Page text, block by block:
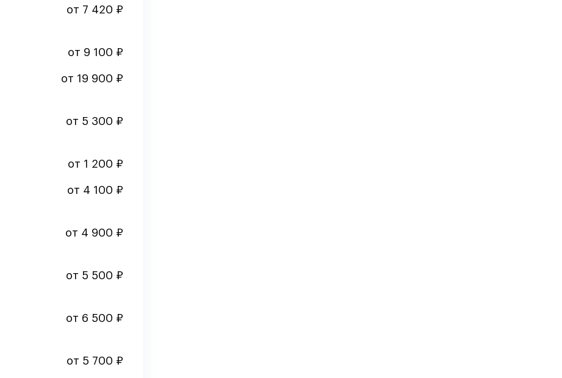
от 7 420 ₽
от 9 100 ₽
от 19 900 ₽
от 5 300 ₽
от 1 200 ₽
от 4 100 ₽
от 4 900 ₽
от 5 500 ₽
от 6 500 ₽
от 5 700 ₽